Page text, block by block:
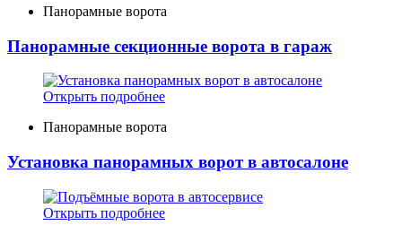
Панорамные ворота
Панорамные секционные ворота в гараж
Открыть подробнее
Панорамные ворота
Установка панорамных ворот в автосалоне
Открыть подробнее